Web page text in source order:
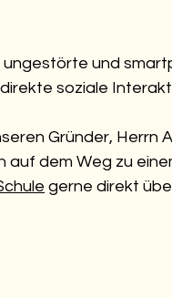
ungestörte und
soziale
Gründer, Herrn
auf dem Weg zu
gerne direkt